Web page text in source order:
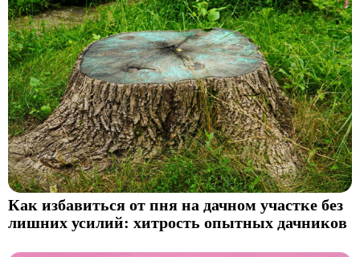
Как избавиться от пня на дачном участке без
лишних усилий: хитрость опытных дачников